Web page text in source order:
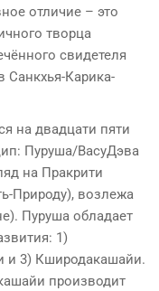
отличие – это
творца
свидетеля
Карика-
на двадцати пяти
Пуруша/ВасуДэва
на Пракрити
Природу), возлежа
Пуруша обладает
1)
и 3) Кширодакашайи.
производит